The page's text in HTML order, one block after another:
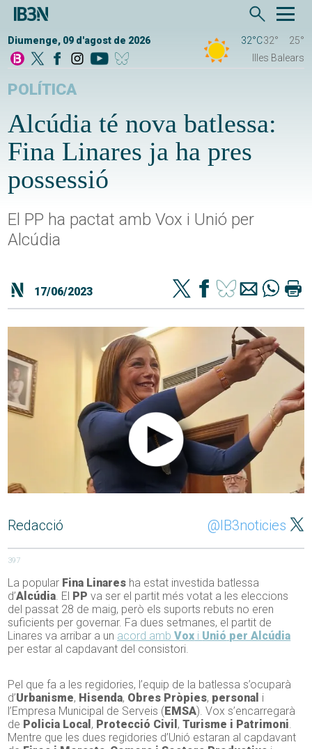
Diumenge, 09 d'agost de 2026 32°C32°
25°
Illes Balears
POLÍTICA
Alcúdia té nova batlessa:
Fina Linares ja ha pres
possessió
El PP ha pactat amb Vox i Unió per
Alcúdia
17/06/2023
Redacció @IB3noticies
397
La popular Fina Linares ha estat investida batlessa
d’Alcúdia. El PP va ser el partit més votat a les eleccions
del passat 28 de maig, però els suports rebuts no eren
suficients per governar. Fa dues setmanes, el partit de
Linares va arribar a un acord ambVox i Unió per Alcúdia
per estar al capdavant del consistori.
Pel que fa a les regidories, l’equip de la batlessa s’ocuparà
d’Urbanisme, Hisenda, Obres Pròpies, personal i
l’Empresa Municipal de Serveis ( EMSA). Vox s’encarregarà
de Policia Local , Protecció Civil ,Turisme i Patrimoni.
Mentre que les dues regidories d’Unió estaran al capdavant